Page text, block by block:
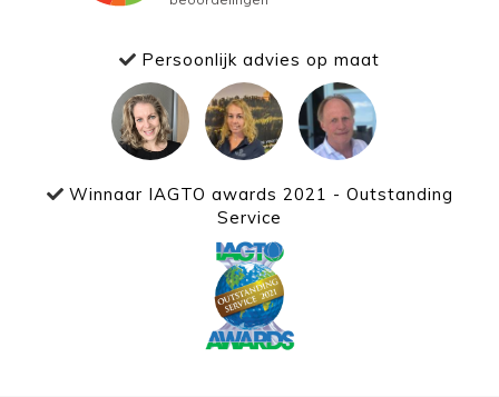
Persoonlijk advies op maat
Winnaar IAGTO awards 2021 - Outstanding
Service